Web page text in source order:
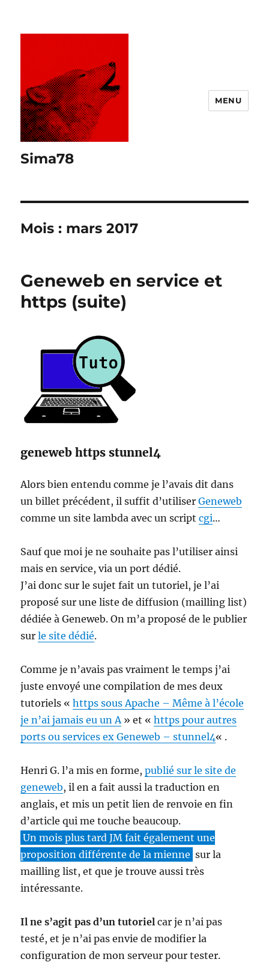
Sima78
MENU
Mois : mars 2017
Geneweb en service et
https (suite)
geneweb https stunnel4
Alors bien entendu comme je l’avais dit dans
un billet précédent, il suffit d’utiliserGeneweb
comme un site lambda avec un scriptcgi…
Sauf que moi je ne souhaite pas l’utiliser ainsi
mais en service, via un port dédié.
J’ai donc sur le sujet fait un tutoriel, je l’ai
proposé sur une liste de diffusion (mailling list)
dédiée à Geneweb. On m’a proposé de le publier
surle site dédié.
Comme je n’avais pas vraiment le temps j’ai
juste envoyé une compilation de mes deux
tutoriels «https sous Apache – Même à l’école
je n’ai jamais eu un A» et «https pour autres
ports ou services ex Geneweb – stunnel4« .
Henri G. l’a mis en forme,publié sur le site de
geneweb, il en a fait aussi la traduction en
anglais, et mis un petit lien de renvoie en fin
d’article qui me touche beaucoup.
Un mois plus tard JM fait également une
proposition différente de la mienne sur la
mailling list, et que je trouve aussi très
intéressante.
Il ne s’agit pas d’un tutoriel car je n’ai pas
testé, et je n’ai pas envie de modifier la
configuration de mon serveur pour tester.